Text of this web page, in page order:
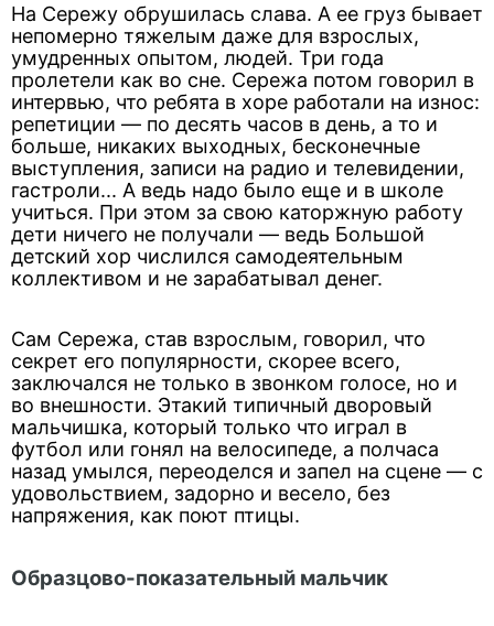
На Сережу обрушилась слава. А ее груз бывает
непомерно тяжелым даже для взрослых,
умудренных опытом, людей. Три года
пролетели как во сне. Сережа потом говорил в
интервью, что ребята в хоре работали на износ:
репетиции — по десять часов в день, а то и
больше, никаких выходных, бесконечные
выступления, записи на радио и телевидении,
гастроли... А ведь надо было еще и в школе
учиться. При этом за свою каторжную работу
дети ничего не получали — ведь Большой
детский хор числился самодеятельным
коллективом и не зарабатывал денег.
Сам Сережа, став взрослым, говорил, что
секрет его популярности, скорее всего,
заключался не только в звонком голосе, но и
во внешности. Этакий типичный дворовый
мальчишка, который только что играл в
футбол или гонял на велосипеде, а полчаса
назад умылся, переоделся и запел на сцене — с
удовольствием, задорно и весело, без
напряжения, как поют птицы.
Образцово-показательный мальчик